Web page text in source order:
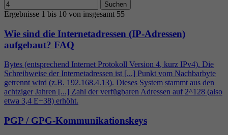
Suchen
Ergebnisse 1 bis 10 von insgesamt 55
Wie sind die Internetadressen (IP-Adressen)
aufgebaut? FAQ
Bytes (entsprechend Internet Protokoll Version 4, kurz IPv4). Die
Schreibweise der Internetadressen ist [...] Punkt vom Nachbarbyte
getrennt wird (z.B. 192.168.4.13). Dieses System stammt aus den
achtziger Jahren [...] Zahl der verfügbaren Adressen auf 2^128 (also
etwa 3,4 E+38) erhöht.
PGP / GPG-Kommunikationskeys